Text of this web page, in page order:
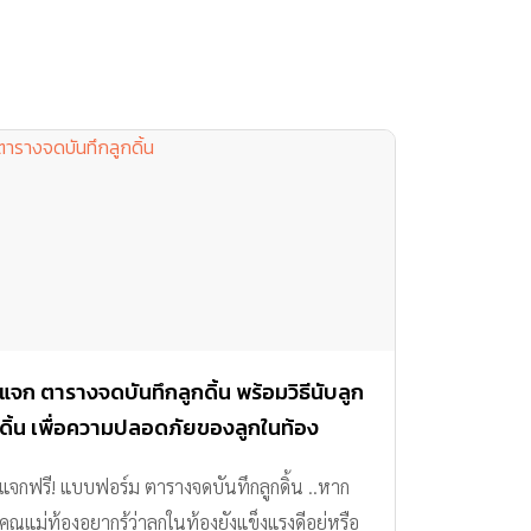
แจก ตารางจดบันทึกลูกดิ้น พร้อมวิธีนับลูก
ดิ้น เพื่อความปลอดภัยของลูกในท้อง
แจกฟรี! แบบฟอร์ม ตารางจดบันทึกลูกดิ้น ..หาก
คุณแม่ท้องอยากรู้ว่าลูกในท้องยังแข็งแรงดีอยู่หรือ